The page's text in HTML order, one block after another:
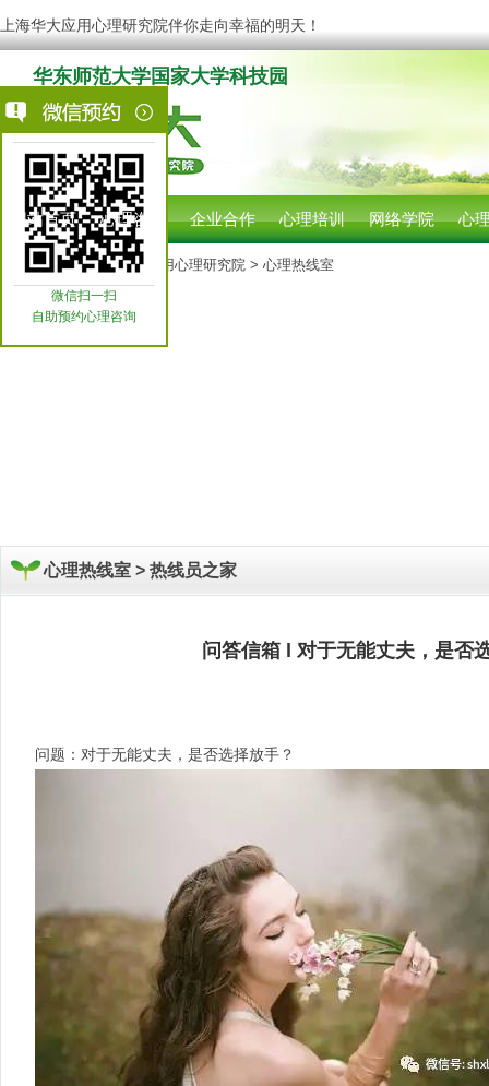
上海华大应用心理研究院伴你走向幸福的明天！
华东师范大学国家大学科技园
网站首页 心理咨询 企业合作 心理培训 网络学院 心
您现在的位置:上海华大应用心理研究院 > 心理热线室
心理热线室 > 热线员之家
问答信箱 l 对于无能丈夫，是否
问题：对于无能丈夫，是否选择放手？
微信扫一扫
自助预约心理咨询